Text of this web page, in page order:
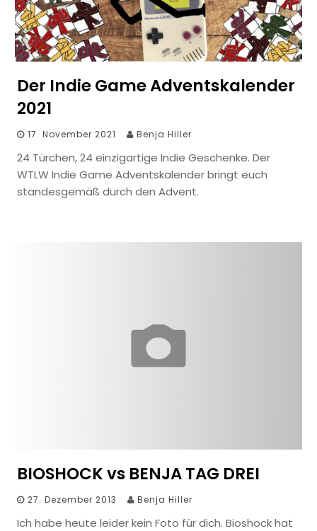
Der Indie Game Adventskalender
2021
17. November 2021 Benja Hiller
24 Türchen, 24 einzigartige Indie Geschenke. Der
WTLW Indie Game Adventskalender bringt euch
standesgemäß durch den Advent.
BIOSHOCK vs BENJA TAG DREI
27. Dezember 2013 Benja Hiller
Ich habe heute leider kein Foto für dich. Bioshock hat